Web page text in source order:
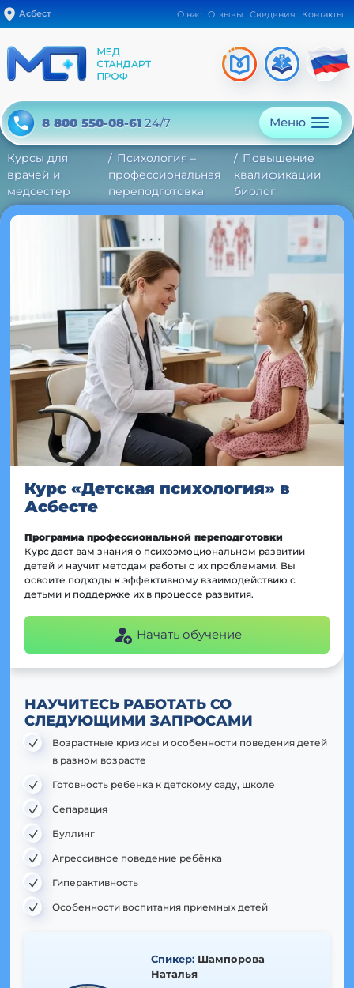
Асбест О нас Отзывы Сведения Контакты
8 800 550-08-61 24/7 Меню
Курсы для
врачей и
медсестер
Психология –
профессиональная
переподготовка
Повышение
квалификации
биолог
Курс «Детская психология» в
Асбесте
Программа профессиональной переподготовки
Курс даст вам знания о психоэмоциональном развитии
детей и научит методам работы с их проблемами. Вы
освоите подходы к эффективному взаимодействию с
детьми и поддержке их в процессе развития.
Начать обучение
НАУЧИТЕСЬ РАБОТАТЬ СО
СЛЕДУЮЩИМИ ЗАПРОСАМИ
Возрастные кризисы и особенности поведения детей
в разном возрасте
Готовность ребенка к детскому саду, школе
Сепарация
Буллинг
Агрессивное поведение ребёнка
Гиперактивность
Особенности воспитания приемных детей
Спикер: Шампорова
Наталья